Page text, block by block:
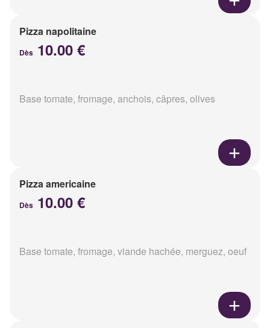
Pizza napolitaine
Dès 10.00 €
Base tomate, fromage, anchois, câpres, olives
Pizza americaine
Dès 10.00 €
Base tomate, fromage, viande hachée, merguez, oeuf